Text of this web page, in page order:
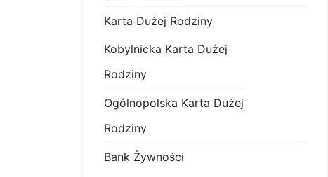
Karta Dużej Rodziny
Kobylnicka Karta Dużej
Rodziny
Ogólnopolska Karta Dużej
Rodziny
Bank Żywności